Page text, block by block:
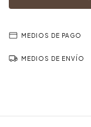
MEDIOS DE PAGO
MEDIOS DE ENVÍO